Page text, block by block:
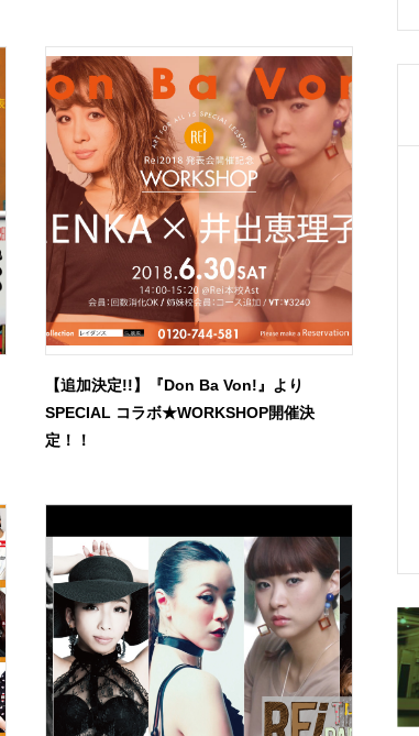
【追加決定!!】『Don Ba Von!』より
SPECIAL コラボ★WORKSHOP開催決
定！！